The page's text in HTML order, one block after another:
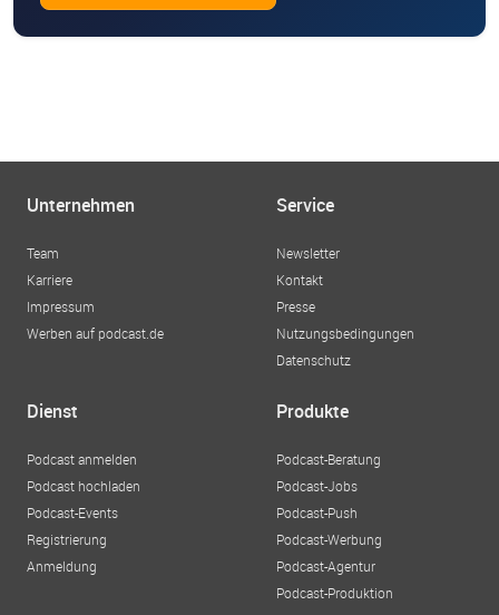
Unternehmen
Team
Karriere
Impressum
Werben auf podcast.de
Service
Newsletter
Kontakt
Presse
Nutzungsbedingungen
Datenschutz
Dienst
Podcast anmelden
Podcast hochladen
Podcast-Events
Registrierung
Anmeldung
Produkte
Podcast-Beratung
Podcast-Jobs
Podcast-Push
Podcast-Werbung
Podcast-Agentur
Podcast-Produktion